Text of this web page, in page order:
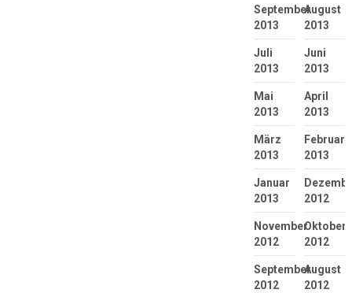
September
2013
August
2013
Juli
2013
Juni
2013
Mai
2013
April
2013
März
2013
Februar
2013
Januar
2013
2012
November
2012
Oktober
2012
September
2012
August
2012